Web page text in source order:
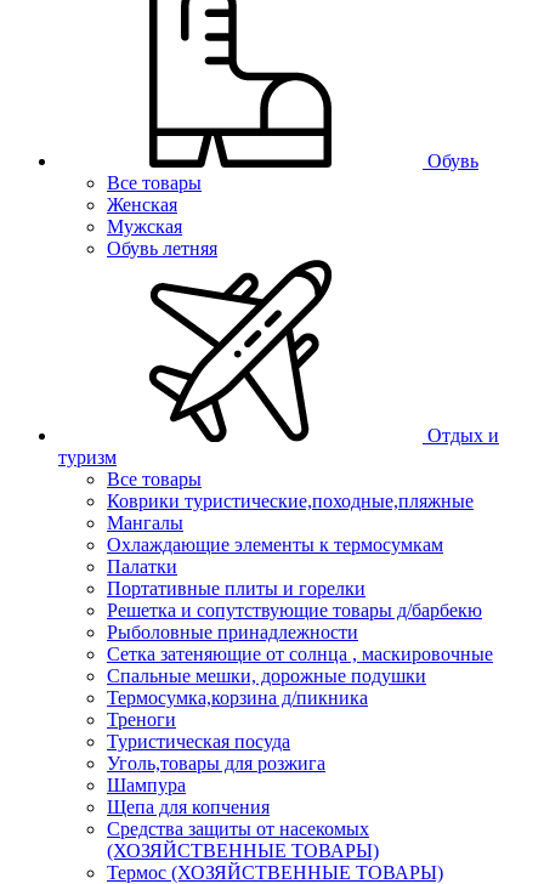
Обувь
Все товары
Женская
Мужская
Обувь летняя
Отдых и
туризм
Все товары
Коврики туристические,походные,пляжные
Мангалы
Охлаждающие элементы к термосумкам
Палатки
Портативные плиты и горелки
Решетка и сопутствующие товары д/барбекю
Рыболовные принадлежности
Сетка затеняющие от солнца , маскировочные
Спальные мешки, дорожные подушки
Термосумка,корзина д/пикника
Треноги
Туристическая посуда
Уголь,товары для розжига
Шампура
Щепа для копчения
Средства защиты от насекомых
(ХОЗЯЙСТВЕННЫЕ ТОВАРЫ)
Термос (ХОЗЯЙСТВЕННЫЕ ТОВАРЫ)